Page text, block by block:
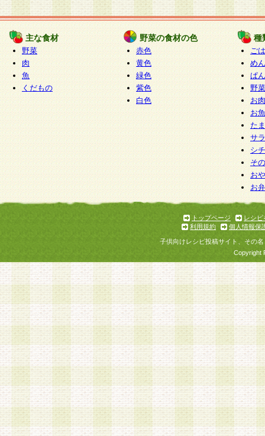
主な食材
野菜
肉
魚
くだもの
野菜の食材の色
赤色
黄色
緑色
紫色
白色
種
ご
めん
ぱん
野
お
お
た
サ
シ
そ
お
お
トップページ
レシピ
利用規約
個人情報保
子供向けレシピ投稿サイト、その
Copyright